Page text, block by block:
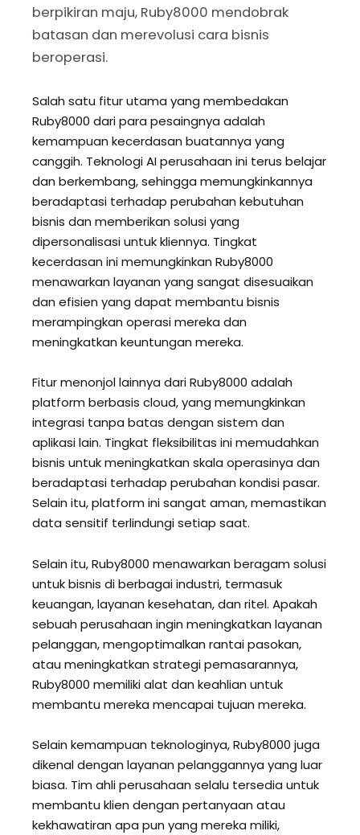
berpikiran maju, Ruby8000 mendobrak
batasan dan merevolusi cara bisnis
beroperasi.
Salah satu fitur utama yang membedakan
Ruby8000 dari para pesaingnya adalah
kemampuan kecerdasan buatannya yang
canggih. Teknologi AI perusahaan ini terus belajar
dan berkembang, sehingga memungkinkannya
beradaptasi terhadap perubahan kebutuhan
bisnis dan memberikan solusi yang
dipersonalisasi untuk kliennya. Tingkat
kecerdasan ini memungkinkan Ruby8000
menawarkan layanan yang sangat disesuaikan
dan efisien yang dapat membantu bisnis
merampingkan operasi mereka dan
meningkatkan keuntungan mereka.
Fitur menonjol lainnya dari Ruby8000 adalah
platform berbasis cloud, yang memungkinkan
integrasi tanpa batas dengan sistem dan
aplikasi lain. Tingkat fleksibilitas ini memudahkan
bisnis untuk meningkatkan skala operasinya dan
beradaptasi terhadap perubahan kondisi pasar.
Selain itu, platform ini sangat aman, memastikan
data sensitif terlindungi setiap saat.
Selain itu, Ruby8000 menawarkan beragam solusi
untuk bisnis di berbagai industri, termasuk
keuangan, layanan kesehatan, dan ritel. Apakah
sebuah perusahaan ingin meningkatkan layanan
pelanggan, mengoptimalkan rantai pasokan,
atau meningkatkan strategi pemasarannya,
Ruby8000 memiliki alat dan keahlian untuk
membantu mereka mencapai tujuan mereka.
Selain kemampuan teknologinya, Ruby8000 juga
dikenal dengan layanan pelanggannya yang luar
biasa. Tim ahli perusahaan selalu tersedia untuk
membantu klien dengan pertanyaan atau
kekhawatiran apa pun yang mereka miliki,